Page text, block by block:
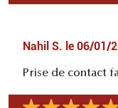
Nahil S. le 06/01/
Prise de contact